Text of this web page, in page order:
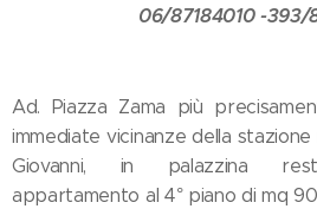
06/87184010 -
Ad. Piazza Zama più
immediate vicinanze della
Giovanni, in palazzina
appartamento al 4° piano di mq